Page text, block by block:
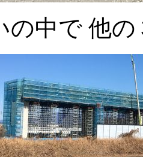
の中で 他